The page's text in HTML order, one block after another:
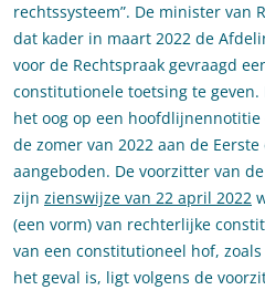
rechtssysteem”. De minister van
dat kader in maart 2022 de
voor de Rechtspraak gevraagd
constitutionele toetsing te geven.
het oog op een
de zomer van 2022 aan de
aangeboden. De voorzitter van
zijn zienswijze van 22 april 2022
(een vorm) van rechterlijke
van een constitutioneel hof,
het geval is, ligt volgens de